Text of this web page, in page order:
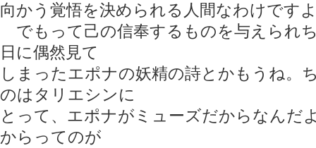
向かう覚悟を決められる人間なわけです
でもって己の信奉するものを与えられ
日に偶然見て
しまったエポナの妖精の詩とかもうね。
のはタリエシンに
とって、エポナがミューズだからなんだ
からってのが